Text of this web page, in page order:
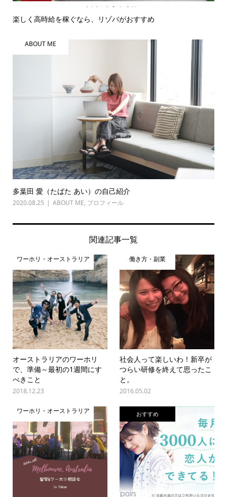
楽しく高時給を稼ぐなら、リゾバがおすすめ
ABOUT ME
多葉田 愛（たばた あい）の自己紹介
2020.08.25 ABOUT ME, プロフィール
関連記事一覧
ワーホリ・オーストラリア
オーストラリアのワーホリ
で、準備～最初の1週間にす
べきこと
2018.12.23
働き方・副業
社会人って楽しいわ！新卒が
つらい研修を終えて思ったこ
と。
2016.05.02
ワーホリ・オーストラリア おすすめ